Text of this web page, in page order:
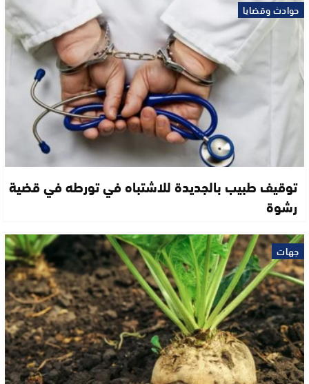
حوادث وقضايا
توقيف طبيب بالجديدة للاشتباه في تورطه في قضية
رشوة
جهات